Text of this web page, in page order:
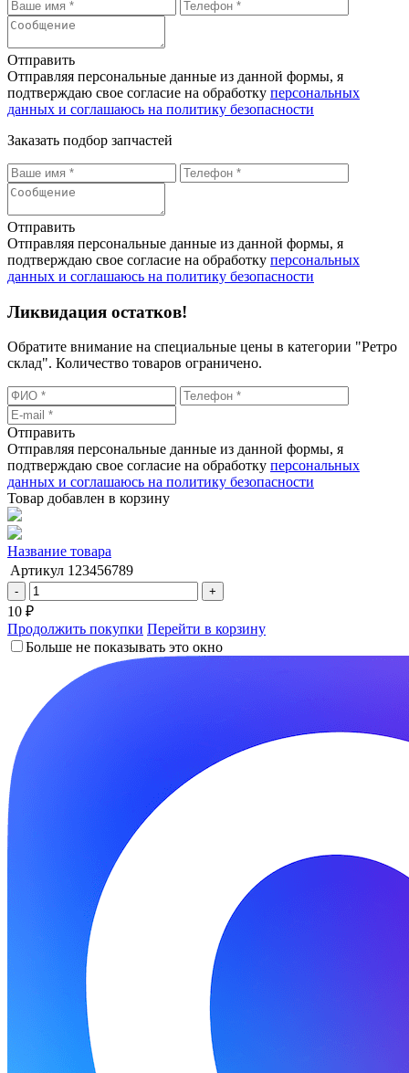
Отправить
Отправляя персональные данные из данной формы, я
подтверждаю свое согласие на обработку персональных
данных и соглашаюсь на политику безопасности
Заказать подбор запчастей
Отправить
Отправляя персональные данные из данной формы, я
подтверждаю свое согласие на обработку персональных
данных и соглашаюсь на политику безопасности
Ликвидация остатков!
Обратите внимание на специальные цены в категории "Ретро
склад". Количество товаров ограничено.
Отправить
Отправляя персональные данные из данной формы, я
подтверждаю свое согласие на обработку персональных
данных и соглашаюсь на политику безопасности
Товар добавлен в корзину
Название товара
Артикул 123456789
- +
10 ₽
Продолжить покупки Перейти в корзину
Больше не показывать это окно